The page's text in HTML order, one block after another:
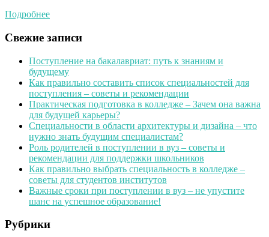
Подробнее
Свежие записи
Поступление на бакалавриат: путь к знаниям и
будущему
Как правильно составить список специальностей для
поступления – советы и рекомендации
Практическая подготовка в колледже – Зачем она важна
для будущей карьеры?
Специальности в области архитектуры и дизайна – что
нужно знать будущим специалистам?
Роль родителей в поступлении в вуз – советы и
рекомендации для поддержки школьников
Как правильно выбрать специальность в колледже –
советы для студентов институтов
Важные сроки при поступлении в вуз – не упустите
шанс на успешное образование!
Рубрики